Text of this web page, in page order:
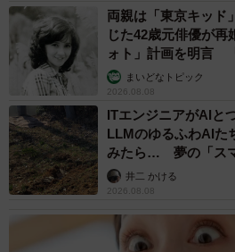
両親は「東京キッ
じた42歳元俳優が再
ォト」計画を明言
む」まいどなトピック
2026.08.08
ITエンジニアがAIと
LLMのゆるふわAIた
みたら… 夢の「ス
るか井二 かける
2026.08.08